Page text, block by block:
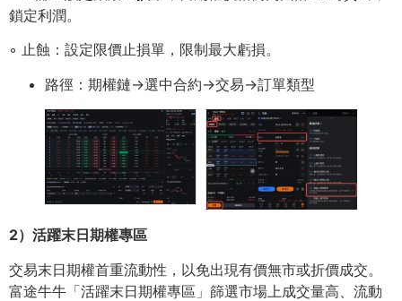
鎖定利潤。
◦ ⽌蝕：設定限價⽌損單，限制最⼤虧損。
路徑：期權鏈→選中合約→交易→訂單類型
2）活躍末⽇期權專區
交易末⽇期權⾸重流動性，以免出現有價無市或折價成交。
富途⽜⽜「活躍末⽇期權專區」篩選市場上成交量⾼、流動